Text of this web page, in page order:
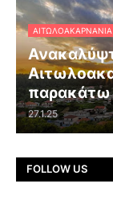
ΑΙΤΩΛΟΑΚΑΡΝΑΝΊΑ
παρακάτω
27.1.25
FOLLOW US